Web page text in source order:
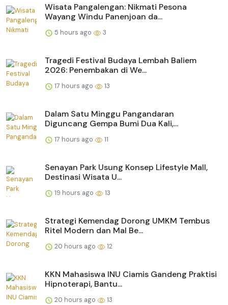
Wisata Pangalengan: Nikmati Pesona
Wayang Windu Panenjoan da...
5 hours ago 3
Tragedi Festival Budaya Lembah Baliem
2026: Penembakan di We...
17 hours ago 13
Dalam Satu Minggu Pangandaran
Diguncang Gempa Bumi Dua Kali,...
17 hours ago 11
Senayan Park Usung Konsep Lifestyle Mall,
Destinasi Wisata U...
19 hours ago 13
Strategi Kemendag Dorong UMKM Tembus
Ritel Modern dan Mal Be...
20 hours ago 12
KKN Mahasiswa INU Ciamis Gandeng Praktisi
Hipnoterapi, Bantu...
20 hours ago 13